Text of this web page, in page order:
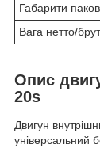
Габарити
Вага нетто/
Опис
20s
Двигун
універсальний